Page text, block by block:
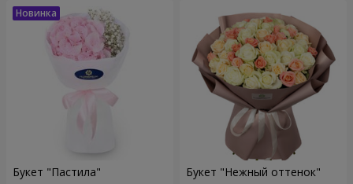
Букет "Пастила" Букет "Нежный оттенок"